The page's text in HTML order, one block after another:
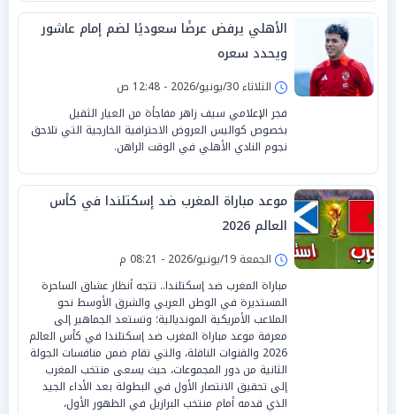
الأهلي يرفض عرضًا سعوديًا لضم إمام عاشور
ويحدد سعره
الثلاثاء 30/يونيو/2026 - 12:48 ص
فجر الإعلامي سيف زاهر مفاجأة من العيار الثقيل
بخصوص كواليس العروض الاحترافية الخارجية التي تلاحق
نجوم النادي الأهلي في الوقت الراهن.
موعد مباراة المغرب ضد إسكتلندا في كأس
العالم 2026
الجمعة 19/يونيو/2026 - 08:21 م
مباراة المغرب ضد إسكتلندا.. تتجه أنظار عشاق الساحرة
المستديرة في الوطن العربي والشرق الأوسط نحو
الملاعب الأمريكية المونديالية؛ وتستعد الجماهير إلى
معرفة موعد مباراة المغرب ضد إسكتلندا في كأس العالم
2026 والقنوات الناقلة، والتي تقام ضمن منافسات الجولة
الثانية من دور المجموعات، حيث يسعى منتخب المغرب
إلى تحقيق الانتصار الأول في البطولة بعد الأداء الجيد
الذي قدمه أمام منتخب البرازيل في الظهور الأول،